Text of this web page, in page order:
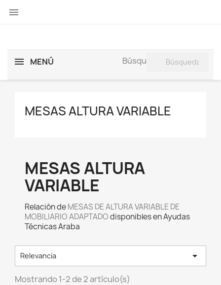

MENÚ Búsqueda:
MESAS ALTURA VARIABLE
MESAS ALTURA
VARIABLE
Relación deMESAS DE ALTURA VARIABLE DE
MOBILIARIO ADAPTADOdisponibles en Ayudas
Técnicas Araba
Relevancia 
Mostrando 1-2 de 2 artículo(s)